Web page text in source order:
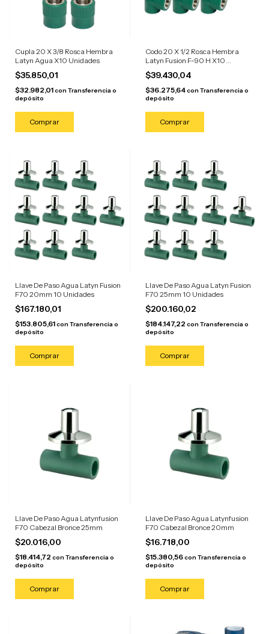
Cupla 20 X 3/8 Rosca Hembra
Latyn Agua X10 Unidades
$35.850,01
$32.982,01con Transferencia o
depósito
Codo 20 X 1/2 Rosca Hembra
Latyn Fusion F-90 H X10
Unidades
$39.430,04
$36.275,64con Transferencia o
depósito
Llave De Paso Agua Latyn Fusion
F70 20mm 10 Unidades
$167.180,01
$153.805,61con Transferencia o
depósito
Llave De Paso Agua Latyn Fusion
F70 25mm 10 Unidades
$200.160,02
$184.147,22 con Transferencia o
depósito
Llave De Paso Agua Latynfusion
F70 Cabezal Bronce 25mm
$20.016,00
$18.414,72 con Transferencia o
depósito
Llave De Paso Agua Latynfusion
F70 Cabezal Bronce 20mm
$16.718,00
$15.380,56con Transferencia o
depósito